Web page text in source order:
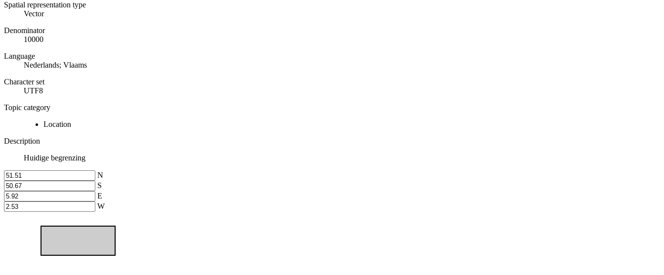
Spatial representation type
Vector
Denominator
10000
Language
Nederlands; Vlaams
Character set
UTF8
Topic category
Location
Description
Huidige begrenzing
N
S
E
W